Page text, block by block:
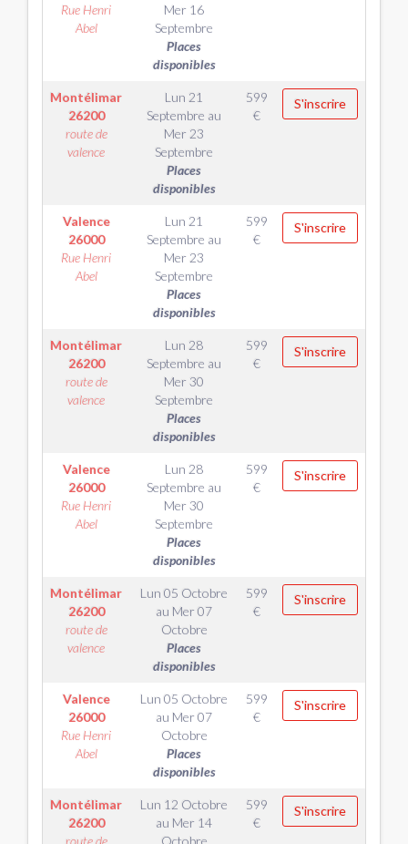
Rue Henri
Abel
Mer 16
Septembre
Places
disponibles
Montélimar
26200
route de
valence
Lun 21
Septembre au
Mer 23
Septembre
Places
disponibles
599
€
S'inscrire
Valence
26000
Rue Henri
Abel
Lun 21
Septembre au
Mer 23
Septembre
Places
disponibles
599
€
S'inscrire
Montélimar
26200
route de
valence
Lun 28
Septembre au
Mer 30
Septembre
Places
disponibles
599
€
S'inscrire
Valence
26000
Rue Henri
Abel
Lun 28
Septembre au
Mer 30
Septembre
Places
disponibles
599
€
S'inscrire
Montélimar
26200
route de
valence
Lun 05 Octobre
au Mer 07
Octobre
Places
disponibles
599
€
S'inscrire
Valence
26000
Rue Henri
Abel
Lun 05 Octobre
au Mer 07
Octobre
Places
disponibles
599
€
S'inscrire
Montélimar
26200
route de
Lun 12 Octobre
au Mer 14
Octobre
599
€
S'inscrire